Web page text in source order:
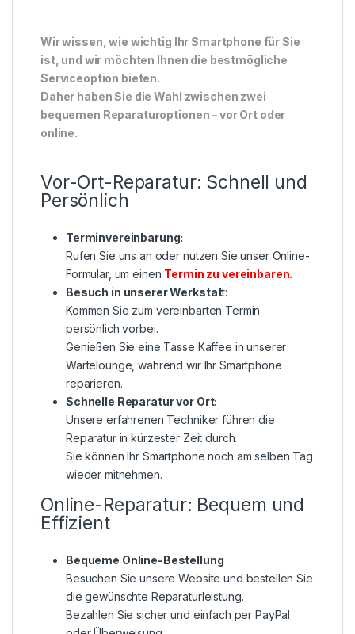
Wir wissen, wie wichtig Ihr Smartphone für Sie
ist, und wir möchten Ihnen die bestmögliche
Serviceoption bieten.
Daher haben Sie die Wahl zwischen zwei
bequemen Reparaturoptionen – vor Ort oder
online.
Vor-Ort-Reparatur: Schnell und
Persönlich
Terminvereinbarung:
Rufen Sie uns an oder nutzen Sie unser Online-
Formular, um einen Termin zu vereinbaren.
Besuch in unserer Werkstatt:
Kommen Sie zum vereinbarten Termin
persönlich vorbei.
Genießen Sie eine Tasse Kaffee in unserer
Wartelounge, während wir Ihr Smartphone
reparieren.
Schnelle Reparatur vor Ort:
Unsere erfahrenen Techniker führen die
Reparatur in kürzester Zeit durch.
Sie können Ihr Smartphone noch am selben Tag
wieder mitnehmen.
Online-Reparatur: Bequem und
Effizient
Bequeme Online-Bestellung
Besuchen Sie unsere Website und bestellen Sie
die gewünschte Reparaturleistung.
Bezahlen Sie sicher und einfach per PayPal